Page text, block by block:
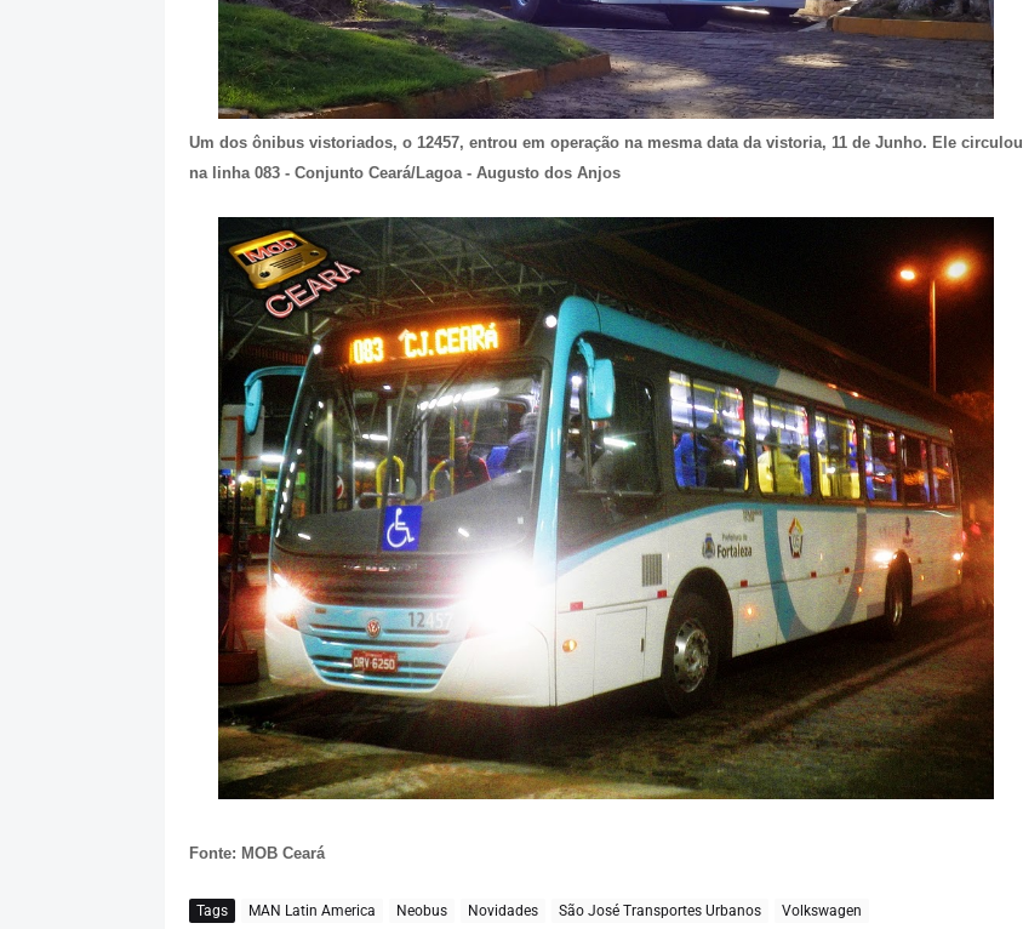
Um dos ônibus vistoriados, o 12457, entrou em operação na mesma data da vistoria, 11 de Junho. Ele circulou
na linha 083 - Conjunto Ceará/Lagoa - Augusto dos Anjos
Fonte: MOB Ceará
Tags MAN Latin America Neobus Novidades São José Transportes Urbanos Volkswagen